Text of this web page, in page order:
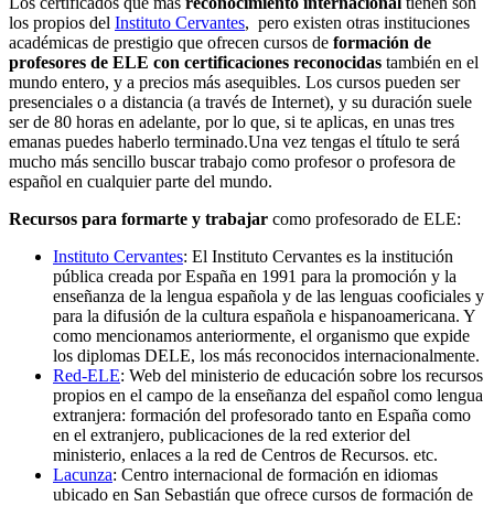
los propios del Instituto Cervantes, pero existen otras instituciones
académicas de prestigio que ofrecen cursos de formación de
profesores de ELE con certificaciones reconocidas también en el
mundo entero, y a precios más asequibles. Los cursos pueden ser
presenciales o a distancia (a través de Internet), y su duración suele
ser de 80 horas en adelante, por lo que, si te aplicas, en unas tres
emanas puedes haberlo terminado.Una vez tengas el título te será
mucho más sencillo buscar trabajo como profesor o profesora de
español en cualquier parte del mundo.
Recursos para formarte y trabajar como profesorado de ELE:
Instituto Cervantes: El Instituto Cervantes es la institución
pública creada por España en 1991 para la promoción y la
enseñanza de la lengua española y de las lenguas cooficiales y
para la difusión de la cultura española e hispanoamericana. Y
como mencionamos anteriormente, el organismo que expide
los diplomas DELE, los más reconocidos internacionalmente.
Red-ELE: Web del ministerio de educación sobre los recursos
propios en el campo de la enseñanza del español como lengua
extranjera: formación del profesorado tanto en España como
en el extranjero, publicaciones de la red exterior del
ministerio, enlaces a la red de Centros de Recursos. etc.
Lacunza: Centro internacional de formación en idiomas
ubicado en San Sebastián que ofrece cursos de formación de